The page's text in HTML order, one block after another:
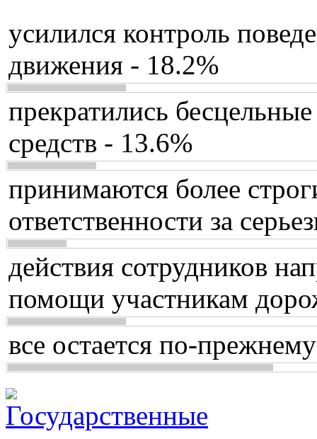
усилился контроль
движения - 18.2%
прекратились
средств - 13.6%
принимаются более
ответственности за
действия сотрудников
помощи участникам
все остается по-